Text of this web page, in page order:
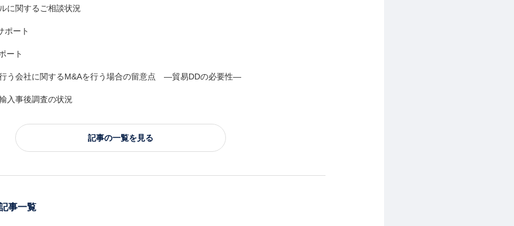
に関するご相談状況
ポート
ート
う会社に関するM&Aを行う場合の留意点 ―貿易DDの必要性―
入事後調査の状況
記事の一覧を見る
事一覧